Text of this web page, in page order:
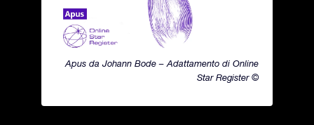
Apus da Johann Bode – Adattamento di Online
Star Register ©